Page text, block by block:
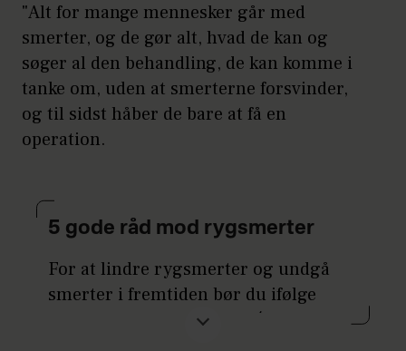
"Alt for mange mennesker går med
smerter, og de gør alt, hvad de kan og
søger al den behandling, de kan komme i
tanke om, uden at smerterne forsvinder,
og til sidst håber de bare at få en
operation.
5 gode råd mod rygsmerter
For at lindre rygsmerter og undgå
smerter i fremtiden bør du ifølge
overlæge Lars-Eric Bröddén gøre